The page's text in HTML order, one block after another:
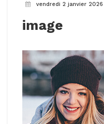
vendredi 2 janvier 2026
image